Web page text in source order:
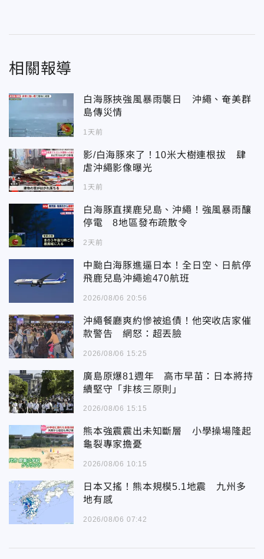
相關報導
白海豚挾強風暴雨襲日 沖繩、奄美群
島傳災情
1天前
影/白海豚來了！10米大樹連根拔 肆
虐沖繩影像曝光
1天前
白海豚直撲鹿兒島、沖繩！強風暴雨釀
停電 8地區發布疏散令
2天前
中颱白海豚進逼日本！全日空、日航停
飛鹿兒島沖繩逾470航班
2026/08/06 20:56
沖繩餐廳爽約慘被追債！他突收店家催
款警告 網怒：超丟臉
2026/08/06 15:25
廣島原爆81週年 高市早苗：日本將持
續堅守「非核三原則」
2026/08/06 15:15
熊本強震震出未知斷層 小學操場隆起
龜裂專家擔憂
2026/08/06 10:15
日本又搖！熊本規模5.1地震 九州多
地有感
2026/08/06 07:42